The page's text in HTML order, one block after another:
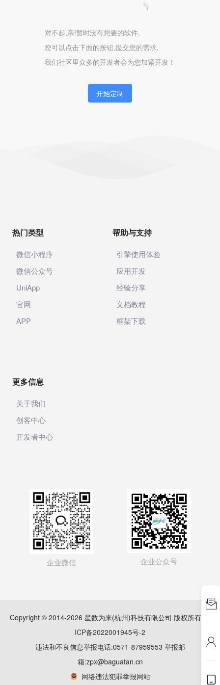
对不起,亲!暂时没有您要的软件,
您可以点击下面的按钮,提交您的需求,
我们社区里众多的开发者会为您加紧开发！
开始定制
热门类型
微信小程序
微信公众号
UniApp
官网
APP
帮助与支持
引擎使用体验
应用开发
经验分享
文档教程
框架下载
更多信息
关于我们
创客中心
开发者中心
企业微信 企业公众号
Copyright © 2014-2026 星数为来(杭州)科技有限公司 版权所有
ICP备2022001945号-2
违法和不良信息举报电话:0571-87959553 举报邮
箱:zpx@baguatan.cn
网络违法犯罪举报网站


